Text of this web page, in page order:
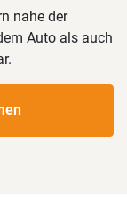
nahe der
Auto als auch